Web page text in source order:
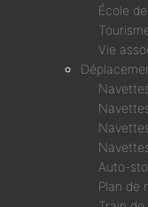
École
Vie
Auto-
Plan de